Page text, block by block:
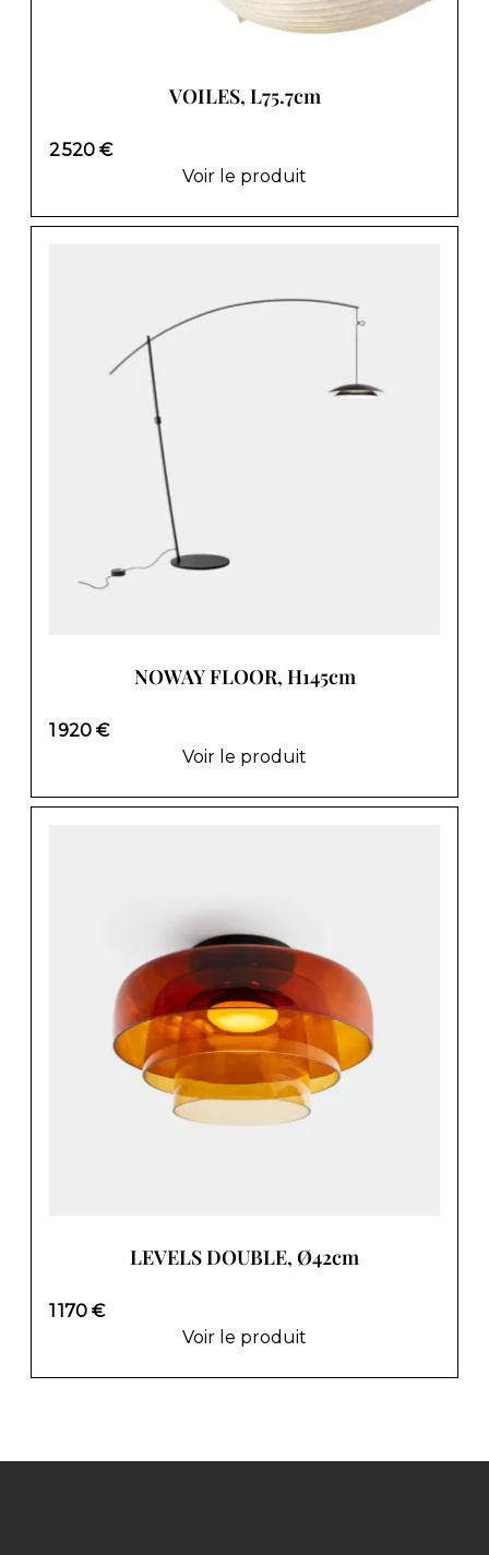
VOILES, L75.7cm
2 520 €
Voir le produit
NOWAY FLOOR, H145cm
1 920 €
Voir le produit
LEVELS DOUBLE, Ø42cm
1 170 €
Voir le produit